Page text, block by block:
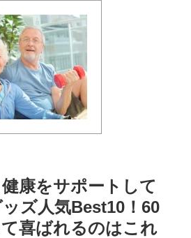
康をサポートして
ズ人気Best10！60
喜ばれるのはこれ